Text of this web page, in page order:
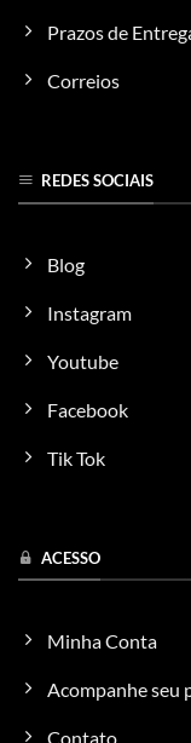
Prazos de
Correios
REDES SOCIAIS
Blog
Instagram
Youtube
Facebook
Tik Tok
ACESSO
Minha Conta
Acompanhe seu
Contato